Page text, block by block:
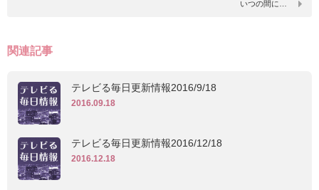
いつの間に…
関連記事
テレビる毎日更新情報2016/9/18
2016.09.18
テレビる毎日更新情報2016/12/18
2016.12.18